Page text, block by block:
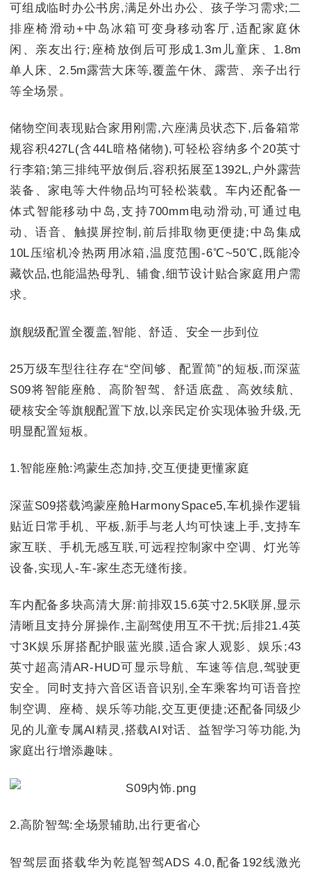
可组成临时办公书房,满足外出办公、孩子学习需求;二
排座椅滑动+中岛冰箱可变身移动客厅,适配家庭休
闲、亲友出行;座椅放倒后可形成1.3m儿童床、1.8m
单人床、2.5m露营大床等,覆盖午休、露营、亲子出行
等全场景。
储物空间表现贴合家用刚需,六座满员状态下,后备箱常
规容积427L(含44L暗格储物),可轻松容纳多个20英寸
行李箱;第三排纯平放倒后,容积拓展至1392L,户外露营
装备、家电等大件物品均可轻松装载。车内还配备一
体式智能移动中岛,支持700mm电动滑动,可通过电
动、语音、触摸屏控制,前后排取物更便捷;中岛集成
10L压缩机冷热两用冰箱,温度范围-6℃~50℃,既能冷
藏饮品,也能温热母乳、辅食,细节设计贴合家庭用户需
求。
旗舰级配置全覆盖,智能、舒适、安全一步到位
25万级车型往往存在“空间够、配置简”的短板,而深蓝
S09将智能座舱、高阶智驾、舒适底盘、高效续航、
硬核安全等旗舰配置下放,以亲民定价实现体验升级,无
明显配置短板。
1.智能座舱:鸿蒙生态加持,交互便捷更懂家庭
深蓝S09搭载鸿蒙座舱HarmonySpace5,车机操作逻辑
贴近日常手机、平板,新手与老人均可快速上手,支持车
家互联、手机无感互联,可远程控制家中空调、灯光等
设备,实现人-车-家生态无缝衔接。
车内配备多块高清大屏:前排双15.6英寸2.5K联屏,显示
清晰且支持分屏操作,主副驾使用互不干扰;后排21.4英
寸3K娱乐屏搭配护眼蓝光膜,适合家人观影、娱乐;43
英寸超高清AR-HUD可显示导航、车速等信息,驾驶更
安全。同时支持六音区语音识别,全车乘客均可语音控
制空调、座椅、娱乐等功能,交互更便捷;还配备同级少
见的儿童专属AI精灵,搭载AI对话、益智学习等功能,为
家庭出行增添趣味。
2.高阶智驾:全场景辅助,出行更省心
智驾层面搭载华为乾崑智驾ADS 4.0,配备192线激光